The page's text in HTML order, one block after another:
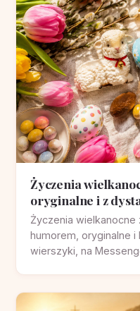
Życzenia
oryginalne i z
Życzenia
humorem, oryginalne i
wierszyki, na